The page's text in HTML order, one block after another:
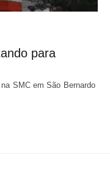
para
SMC em São Bernardo